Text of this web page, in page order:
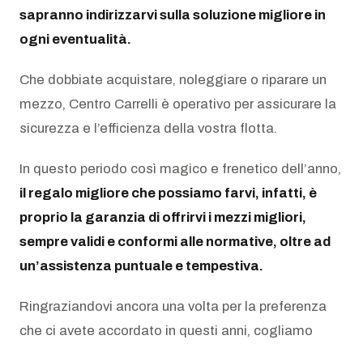
sapranno indirizzarvi sulla soluzione migliore in
ogni eventualità.
Che dobbiate acquistare, noleggiare o riparare un
mezzo, Centro Carrelli è operativo per assicurare la
sicurezza e l’efficienza della vostra flotta.
In questo periodo così magico e frenetico dell’anno,
il regalo migliore che possiamo farvi, infatti, è
proprio la garanzia di offrirvi i mezzi migliori,
sempre validi e conformi alle normative, oltre ad
un’assistenza puntuale e tempestiva.
Ringraziandovi ancora una volta per la preferenza
che ci avete accordato in questi anni, cogliamo